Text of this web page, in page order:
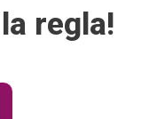
regla!